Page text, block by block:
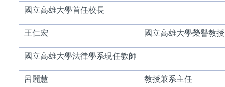
國立高雄大學首任校長
王仁宏 國立高雄大學榮譽教授
國立高雄大學法律學系現任教師
呂麗慧 教授兼系主任